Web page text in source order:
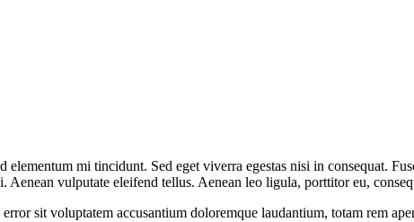
elementum mi tincidunt. Sed eget viverra egestas nisi in consequat.
Aenean vulputate eleifend tellus. Aenean leo ligula, porttitor eu,
sit voluptatem accusantium doloremque laudantium, totam rem